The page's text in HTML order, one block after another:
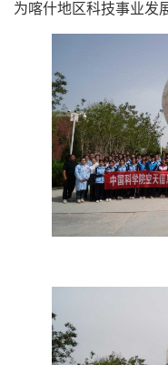
为喀什地区科技事业发